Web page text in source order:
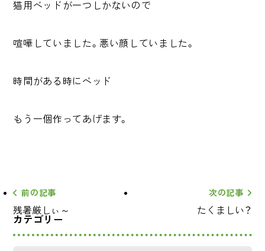
猫用ベッドが一つしかないので
喧嘩していました。悪い顔していました。
時間がある時にベッド
もう一個作ってあげます。
前の記事
残暑厳しぃ～
次の記事
たくましい？
カテゴリー